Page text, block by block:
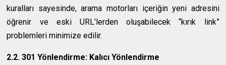
kuralları sayesinde, arama motorları içeriğin yeni adresini
öğrenir ve eski URL’lerden oluşabilecek “kırık link”
problemleri minimize edilir.
2.2. 301 Yönlendirme: Kalıcı Yönlendirme